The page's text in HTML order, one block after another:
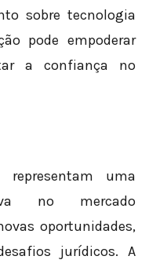
sobre tecnologia
pode empoderar
a confiança no
uma
no mercado
oportunidades,
jurídicos. A